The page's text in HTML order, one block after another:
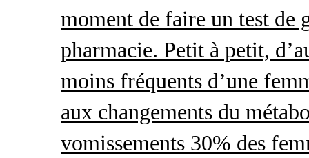
moment de faire un test de
pharmacie. Petit à petit,
moins fréquents d’une
aux changements du
vomissements 30% des